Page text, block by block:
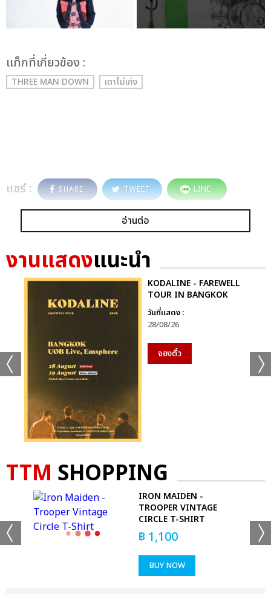
เเท็กที่เกี่ยวข้อง :
THREE MAN DOWN เดาไม่เก่ง
แชร์ : SHARE TWEET LINE
อ่านต่อ
งานแสดงแนะนำ
KODALINE - FAREWELL
TOUR IN BANGKOK
วันที่แสดง :
28/08/26
จองตั๋ว
TTM SHOPPING
IRON MAIDEN -
TROOPER VINTAGE
CIRCLE T-SHIRT
฿ 1,100
BUY NOW